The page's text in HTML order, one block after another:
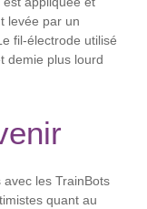
levée par un
fil-électrode utilisé
demie plus lourd
les TrainBots
quant au